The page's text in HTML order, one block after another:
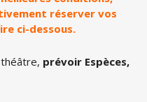
réserver vos
ci-dessous.
prévoir Espèces,